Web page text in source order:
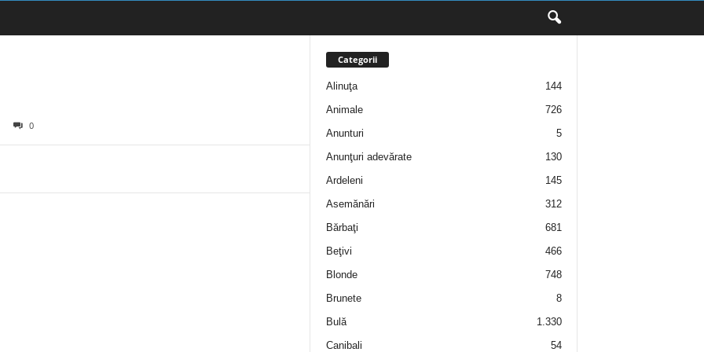
0
Categorii
Alinuţa
144
Animale
726
Anunturi
5
Anunţuri adevărate
130
Ardeleni
145
Asemănări
312
Bărbaţi
681
Beţivi
466
Blonde
748
Brunete
8
Bulă
1.330
Canibali
54